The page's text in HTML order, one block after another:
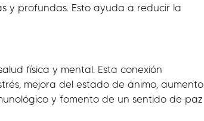
y profundas. Esto ayuda a reducir la
física y mental. Esta conexión
mejora del estado de ánimo, aumento
y fomento de un sentido de paz